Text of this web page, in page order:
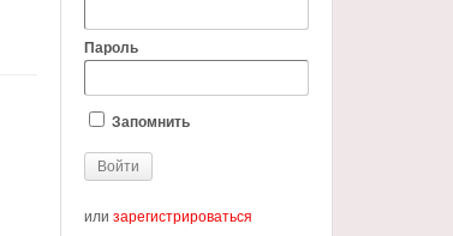
Пароль
Запомнить
илизарегистрироваться